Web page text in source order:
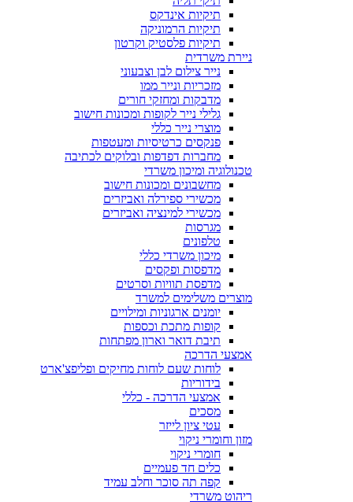
תיקיות אינדקס
תיקיות הרמוניקה
תיקיות פלסטיק וקרטון
ניירת משרדית
נייר צילום לבן וצבעוני
מזכריות ונייר ממו
מדבקות ומחזקי חורים
גלילי נייר לקופות ומכונות חישוב
מוצרי נייר כללי
פנקסים כרטיסיות ומעטפות
מחברות דפדפות ובלוקים לכתיבה
טכנולוגיה ומיכון משרדי
מחשבונים ומכונות חישוב
מכשירי ספירלה ואביזרים
מכשירי למינציה ואביזרים
מגרסות
טלפונים
מיכון משרדי כללי
מדפסות ופקסים
מדפסת תוויות וסרטים
מוצרים משלימים למשרד
יומנים ארגוניות ומילויים
קופות מתכת וכספות
תיבת דואר וארון מפתחות
אמצעי הדרכה
לוחות שעם לוחות מחיקים ופליפצ'ארט
בידוריות
אמצעי הדרכה - כללי
מסכים
עטי ציון לייזר
מזון וחומרי ניקוי
חומרי ניקוי
כלים חד פעמיים
קפה תה סוכר וחלב עמיד
ריהוט משרדי